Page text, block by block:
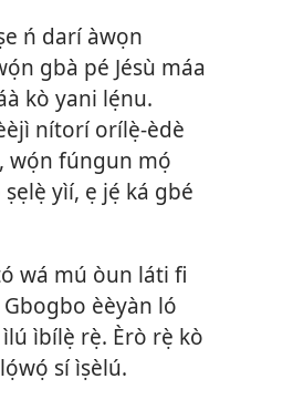
ń darí àwọn
gbà pé Jésù máa
kò yani lẹ́nu.
nítorí orílẹ̀-èdè
wọ́n fúngun mọ́
yìí, ẹ jẹ́ ká gbé
wá mú òun láti fi
èèyàn ló
ìbílẹ̀ rẹ̀. Èrò rẹ̀ kò
sí ìṣèlú.